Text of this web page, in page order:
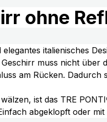
ohne
italienisches
muss nicht
am Rücken.
ist das TRE
abgeklopft oder